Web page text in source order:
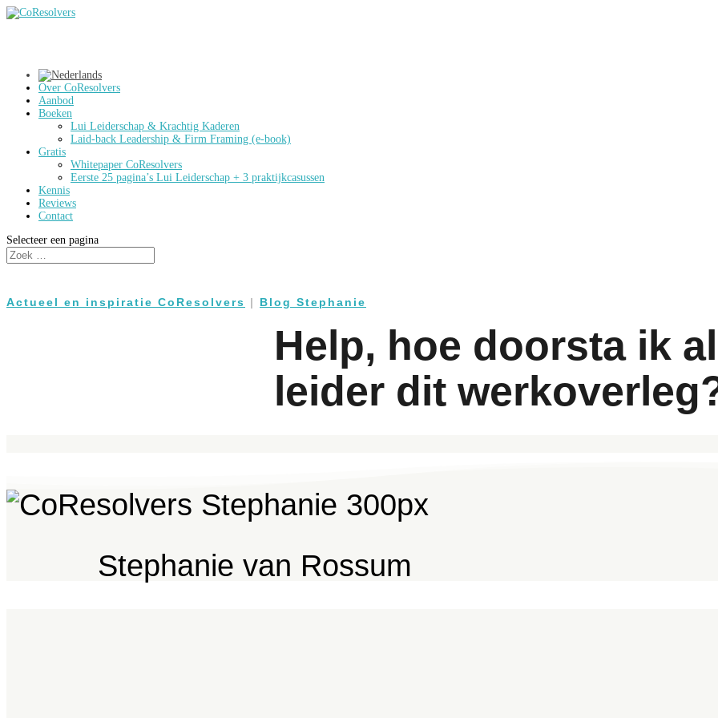
Over CoResolvers
Aanbod
Boeken
Lui Leiderschap & Krachtig Kaderen
Laid-back Leadership & Firm Framing (e-book)
Gratis
Whitepaper CoResolvers
Eerste 25 pagina’s Lui Leiderschap + 3 praktijkcasussen
Kennis
Reviews
Contact
Selecteer een pagina
Actueel en inspiratie CoResolvers | Blog Stephanie
Help, hoe doorsta ik
leider dit
Stephanie van Rossum